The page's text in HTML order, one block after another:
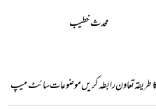
محدث خطیب
طریقہتعاونرابطہ کریںموضوعاتسائٹ میپ